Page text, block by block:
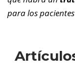
para los